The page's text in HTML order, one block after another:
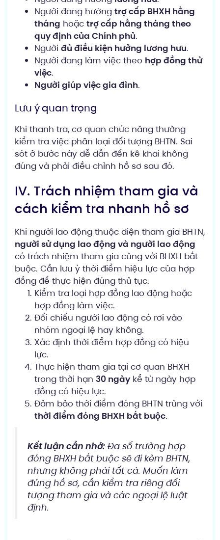
Người đang hưởng trợ cấp BHXH hằng
tháng hoặc trợ cấp hằng tháng theo
quy định của Chính phủ.
Người đủ điều kiện hưởng lương hưu.
Người đang làm việc theo hợp đồng thử
việc.
Người giúp việc gia đình.
Lưu ý quan trọng
Khi thanh tra, cơ quan chức năng thường
kiểm tra việc phân loại đối tượng BHTN. Sai
sót ở bước này dễ dẫn đến kê khai không
đúng và phải điều chỉnh hồ sơ sau đó.
IV. Trách nhiệm tham gia và
cách kiểm tra nhanh hồ sơ
Khi người lao động thuộc diện tham gia BHTN,
người sử dụng lao động và người lao động
có trách nhiệm tham gia cùng với BHXH bắt
buộc. Cần lưu ý thời điểm hiệu lực của hợp
đồng để thực hiện đúng thủ tục.
Kiểm tra loại hợp đồng lao động hoặc
hợp đồng làm việc.
Đối chiếu người lao động có rơi vào
nhóm ngoại lệ hay không.
Xác định thời điểm hợp đồng có hiệu
lực.
Thực hiện tham gia tại cơ quan BHXH
trong thời hạn 30 ngày kể từ ngày hợp
đồng có hiệu lực.
Đảm bảo thời điểm đóng BHTN trùng với
thời điểm đóng BHXH bắt buộc.
Kết luận cần nhớ:Đa số trường hợp
đóng BHXH bắt buộc sẽ đi kèm BHTN,
nhưng không phải tất cả. Muốn làm
đúng hồ sơ, cần kiểm tra riêng đối
tượng tham gia và các ngoại lệ luật
định.